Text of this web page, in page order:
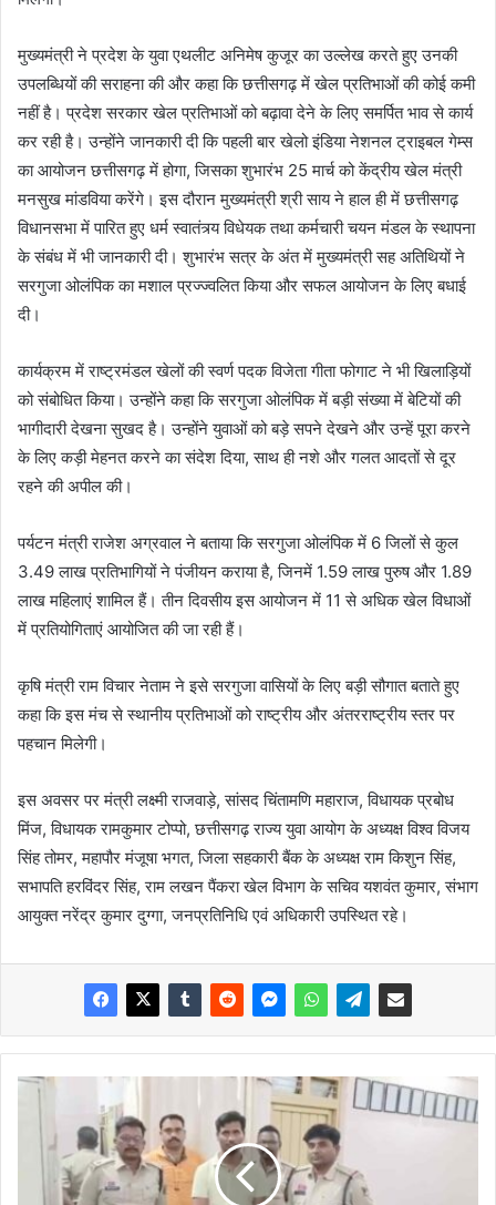
मुख्यमंत्री ने प्रदेश के युवा एथलीट अनिमेष कुजूर का उल्लेख करते हुए उनकी
उपलब्धियों की सराहना की और कहा कि छत्तीसगढ़ में खेल प्रतिभाओं की कोई कमी
नहीं है। प्रदेश सरकार खेल प्रतिभाओं को बढ़ावा देने के लिए समर्पित भाव से कार्य
कर रही है। उन्होंने जानकारी दी कि पहली बार खेलो इंडिया नेशनल ट्राइबल गेम्स
का आयोजन छत्तीसगढ़ में होगा, जिसका शुभारंभ 25 मार्च को केंद्रीय खेल मंत्री
मनसुख मांडविया करेंगे। इस दौरान मुख्यमंत्री श्री साय ने हाल ही में छत्तीसगढ़
विधानसभा में पारित हुए धर्म स्वातंत्र्य विधेयक तथा कर्मचारी चयन मंडल के स्थापना
के संबंध में भी जानकारी दी। शुभारंभ सत्र के अंत में मुख्यमंत्री सह अतिथियों ने
सरगुजा ओलंपिक का मशाल प्रज्ज्वलित किया और सफल आयोजन के लिए बधाई
दी।
कार्यक्रम में राष्ट्रमंडल खेलों की स्वर्ण पदक विजेता गीता फोगाट ने भी खिलाड़ियों
को संबोधित किया। उन्होंने कहा कि सरगुजा ओलंपिक में बड़ी संख्या में बेटियों की
भागीदारी देखना सुखद है। उन्होंने युवाओं को बड़े सपने देखने और उन्हें पूरा करने
के लिए कड़ी मेहनत करने का संदेश दिया, साथ ही नशे और गलत आदतों से दूर
रहने की अपील की।
पर्यटन मंत्री राजेश अग्रवाल ने बताया कि सरगुजा ओलंपिक में 6 जिलों से कुल
3.49 लाख प्रतिभागियों ने पंजीयन कराया है, जिनमें 1.59 लाख पुरुष और 1.89
लाख महिलाएं शामिल हैं। तीन दिवसीय इस आयोजन में 11 से अधिक खेल विधाओं
में प्रतियोगिताएं आयोजित की जा रही हैं।
कृषि मंत्री राम विचार नेताम ने इसे सरगुजा वासियों के लिए बड़ी सौगात बताते हुए
कहा कि इस मंच से स्थानीय प्रतिभाओं को राष्ट्रीय और अंतरराष्ट्रीय स्तर पर
पहचान मिलेगी।
इस अवसर पर मंत्री लक्ष्मी राजवाड़े, सांसद चिंतामणि महाराज, विधायक प्रबोध
मिंज, विधायक रामकुमार टोप्पो, छत्तीसगढ़ राज्य युवा आयोग के अध्यक्ष विश्व विजय
सिंह तोमर, महापौर मंजूषा भगत, जिला सहकारी बैंक के अध्यक्ष राम किशुन सिंह,
सभापति हरविंदर सिंह, राम लखन पैंकरा खेल विभाग के सचिव यशवंत कुमार, संभाग
आयुक्त नरेंद्र कुमार दुग्गा, जनप्रतिनिधि एवं अधिकारी उपस्थित रहे।